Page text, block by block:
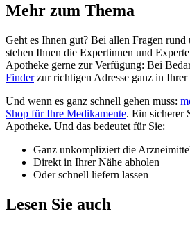
Mehr zum Thema
Geht es Ihnen gut? Bei allen Fragen rund
stehen Ihnen die Expertinnen und
Apotheke gerne zur Verfügung: Bei
Finderzur richtigen Adresse ganz in Ihrer
Und wenn es ganz schnell gehen muss:
Shop für Ihre Medikamente. Ein sicherer
Apotheke. Und das bedeutet für Sie:
Ganz unkompliziert die
Direkt in Ihrer Nähe abholen
Oder schnell liefern lassen
Lesen Sie auch